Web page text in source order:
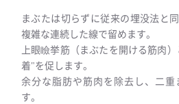
まぶたは切らずに従来の埋没法と
複雑な連続した線で留めます。
上眼瞼挙筋（まぶたを開ける筋肉
着"を促します。
余分な脂肪や筋肉を除去し、二
す。